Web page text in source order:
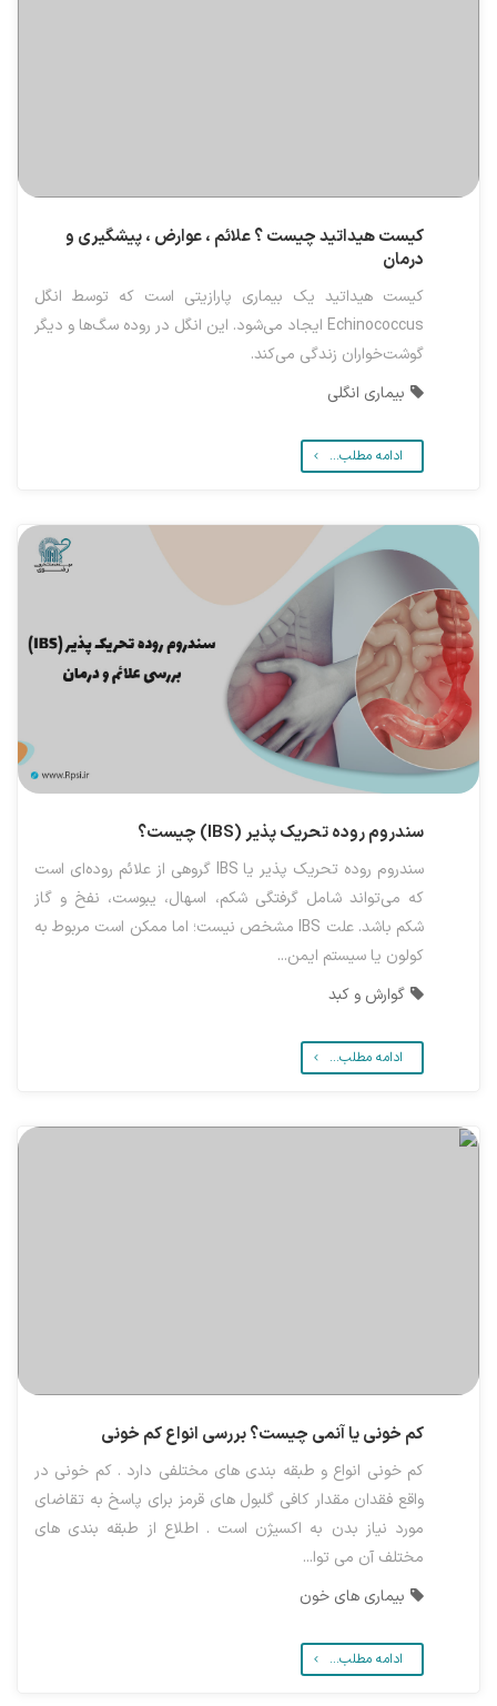
کیست هیداتید چیست ؟ علائم ، عوارض ، پیشگیری و
درمان
کیست هیداتید یک بیماری پارازیتی است که توسط انگل
Echinococcus ایجاد می‌شود. این انگل در روده سگ‌ها و دیگر
گوشت‌خواران زندگی می‌کند.
بیماری انگلی
ادامه مطلب...
سندروم روده تحریک پذیر (IBS) چیست؟
سندروم روده تحریک پذیر یا IBS گروهی از علائم روده‌ای است
که می‌تواند شامل گرفتگی شکم، اسهال، یبوست، نفخ و گاز
شکم باشد. علت IBS مشخص نیست؛ اما ممکن است مربوط به
کولون یا سیستم ایمن...
گوارش و کبد
ادامه مطلب...
کم خونی یا آنمی چیست؟ بررسی انواع کم خونی
کم خونی انواع و طبقه بندی های مختلفی دارد . کم خونی در
واقع فقدان مقدار کافی گلبول های قرمز برای پاسخ به تقاضای
مورد نیاز بدن به اکسیژن است . اطلاع از طبقه بندی های
مختلف آن می توا...
بیماری های خون
ادامه مطلب...